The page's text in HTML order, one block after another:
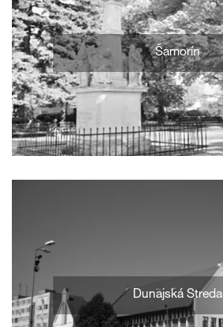
Šamorín
Dunajská Streda